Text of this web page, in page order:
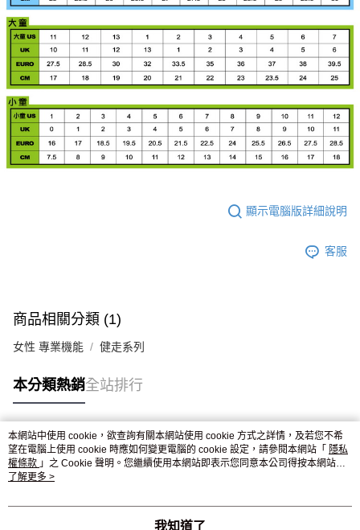
顯示電腦版詳細說明
客服
商品相關分類 (1)
女性 專業機能 健走系列
本分類熱銷全站排行
熱門標籤
本網站中使用 cookie，欲查詢有關本網站使用 cookie 方式之詳情，及若您不希
望在電腦上使用 cookie 時應如何變更電腦的 cookie 設定，請參閱本網站「 隱私
權條款 」之 Cookie 聲明。您繼續使用本網站即表示您同意本公司得按本網站使
用條款之 Cookie 聲明使用 cookie。
了解更多 >
我知道了